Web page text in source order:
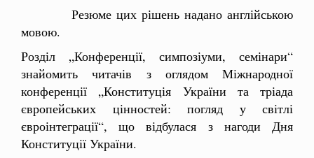
Резюме цих рішень надано англійською
мовою.
Розділ „Конференції, симпозіуми, семінари“
знайомить читачів з оглядом Міжнародної
конференції „Конституція України та тріада
європейських цінностей: погляд у світлі
євроінтеграції“, що відбулася з нагоди Дня
Конституції України.